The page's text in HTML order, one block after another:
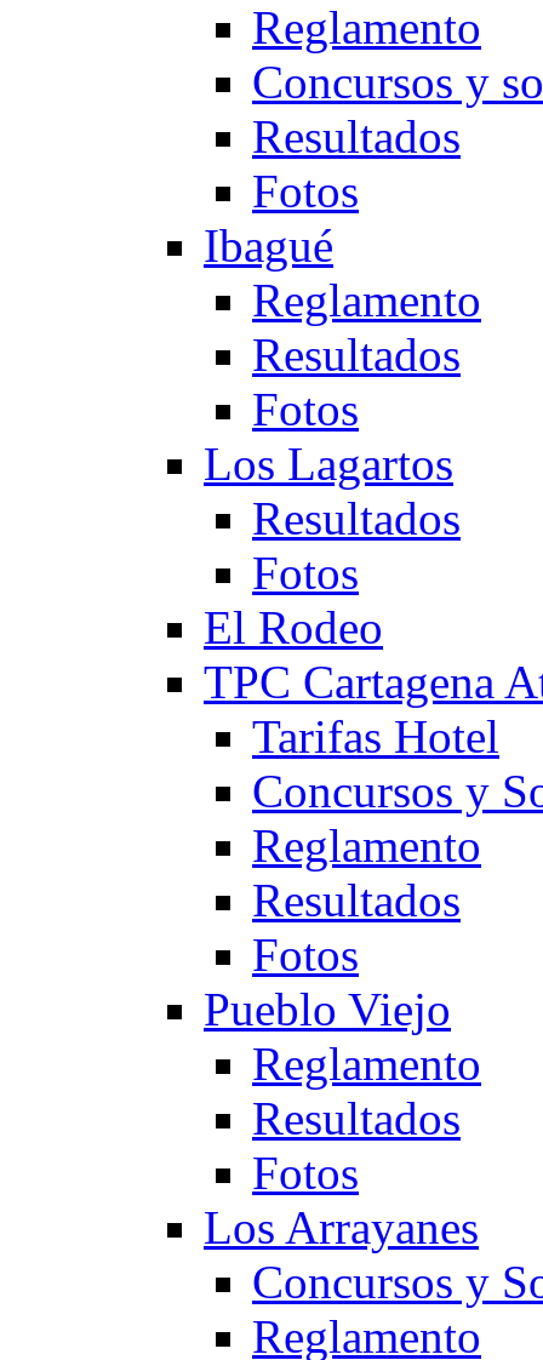
Reglamento
Concursos y
Resultados
Fotos
Ibagué
Reglamento
Resultados
Fotos
Los Lagartos
Resultados
Fotos
El Rodeo
TPC Cartagena
Tarifas Hotel
Concursos y
Reglamento
Resultados
Fotos
Pueblo Viejo
Reglamento
Resultados
Fotos
Los Arrayanes
Concursos y
Reglamento